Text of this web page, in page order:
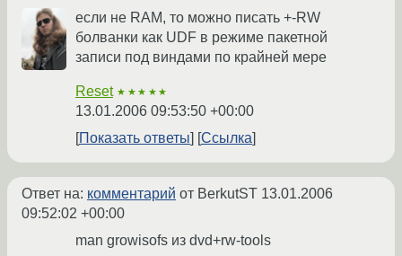
если не RAM, то можно писать +-RW
болванки как UDF в режиме пакетной
записи под виндами по крайней мере
Reset ★★★★★
13.01.2006 09:53:50 +00:00
Показать ответы
Ссылка
Ответ на: комментарий от BerkutST 13.01.2006
09:52:02 +00:00
man growisofs из dvd+rw-tools